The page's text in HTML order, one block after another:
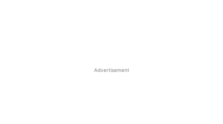
Advertisement